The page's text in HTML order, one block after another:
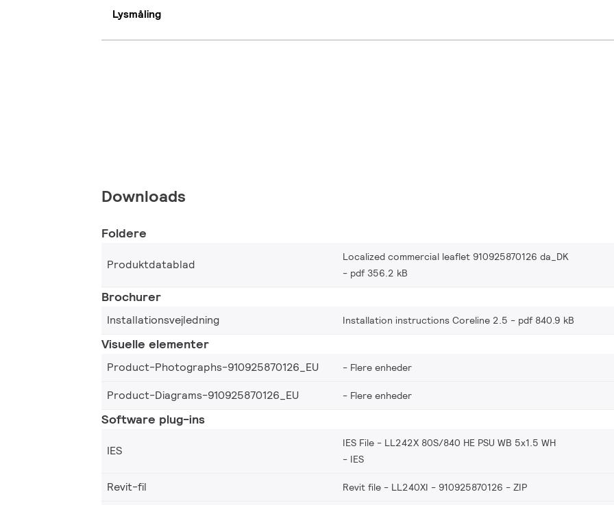
Lysmåling
Downloads
Foldere
Produktdatablad
Localized commercial leaflet 910925870126 da_DK
pdf 356.2 kB
Brochurer
Installationsvejledning Installation instructions Coreline 2.5 pdf 840.9 kB
Visuelle elementer
Product-Photographs-910925870126_EU Flere enheder
Product-Diagrams-910925870126_EU Flere enheder
Software plug-ins
IES
IES File - LL242X 80S/840 HE PSU WB 5x1.5 WH
IES
Revit-fil Revit file - LL240XI - 910925870126 ZIP